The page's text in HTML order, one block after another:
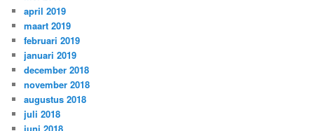
april 2019
maart 2019
februari 2019
januari 2019
december 2018
november 2018
augustus 2018
juli 2018